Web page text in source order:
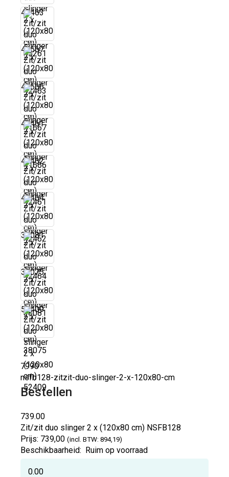
42463
41667
41666
42461
42462
42464
38081
38075
52409
7990
nsfb128-zitzit-duo-slinger-2-x-120x80-cm
Bestellen
739.00
Zit/zit duo slinger 2 x (120x80 cm) NSFB128
Prijs: 739,00 (incl. BTW: 894,19)
Beschikbaarheid: Ruim op voorraad
0.00